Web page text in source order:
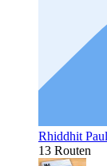
Rhiddhit Paul
13 Routen